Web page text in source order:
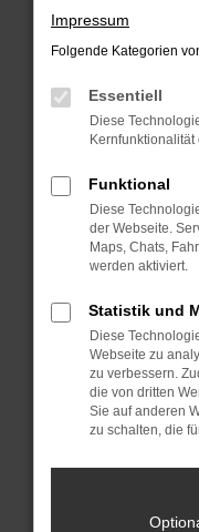
Überprüfe
deine
Prüfe deine
können das
verhindern.
anderen
Fenster?
Das kann
Stelle
sind.
Veraltete
führen, dass
Impressum
Folgende Kategorien
Essentiell
Diese
Funktional
Diese
der Webseite.
Maps, Chats,
werden aktiviert.
Statistik und
Diese
Webseite zu
zu verbessern.
die von dritten
Sie auf anderen
zu schalten, die